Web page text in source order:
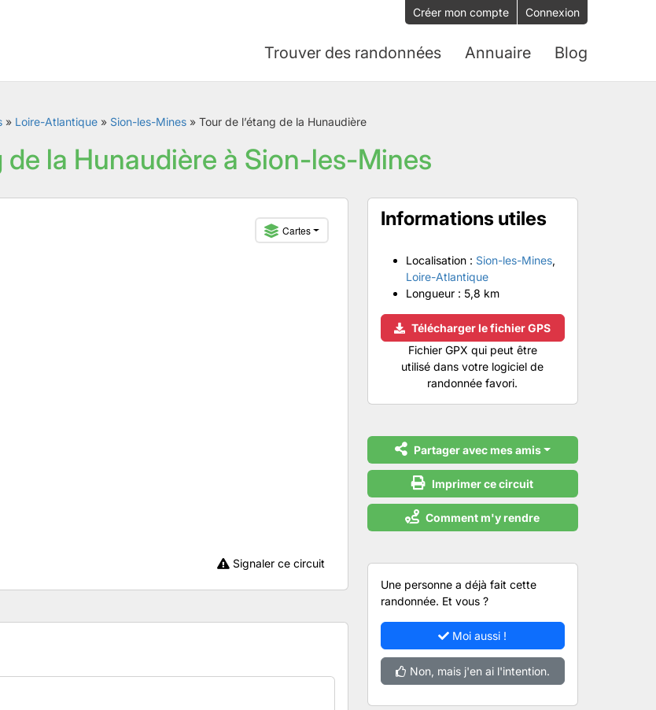
Créer mon compte Connexion
Trouver des randonnées Annuaire Blog
» Loire-Atlantique » Sion-les-Mines » Tour de l’étang de la Hunaudière
de la Hunaudière à Sion-les-Mines
Cartes
Signaler ce circuit
Informations utiles
Localisation : Sion-les-Mines,
Loire-Atlantique
Longueur : 5,8 km
Télécharger le fichier GPS
Fichier GPX qui peut être
utilisé dans votre logiciel de
randonnée favori.
Partager avec mes amis
Imprimer ce circuit
Comment m'y rendre
Une personne a déjà fait cette
randonnée. Et vous ?
Moi aussi !
Non, mais j'en ai l'intention.